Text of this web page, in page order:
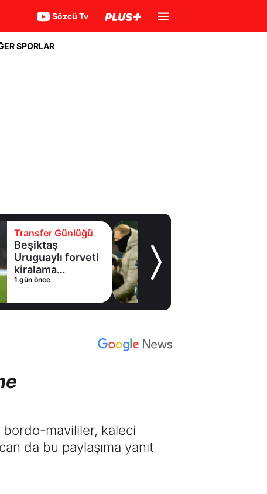
Sözcü Tv
SPORLAR
Transfer Günlüğü
Beşiktaş
Uruguaylı forveti
kiralama
konusunda Al
Adım adım Nunez
1 gün önce
bordo-mavililer, kaleci
da bu paylaşıma yanıt